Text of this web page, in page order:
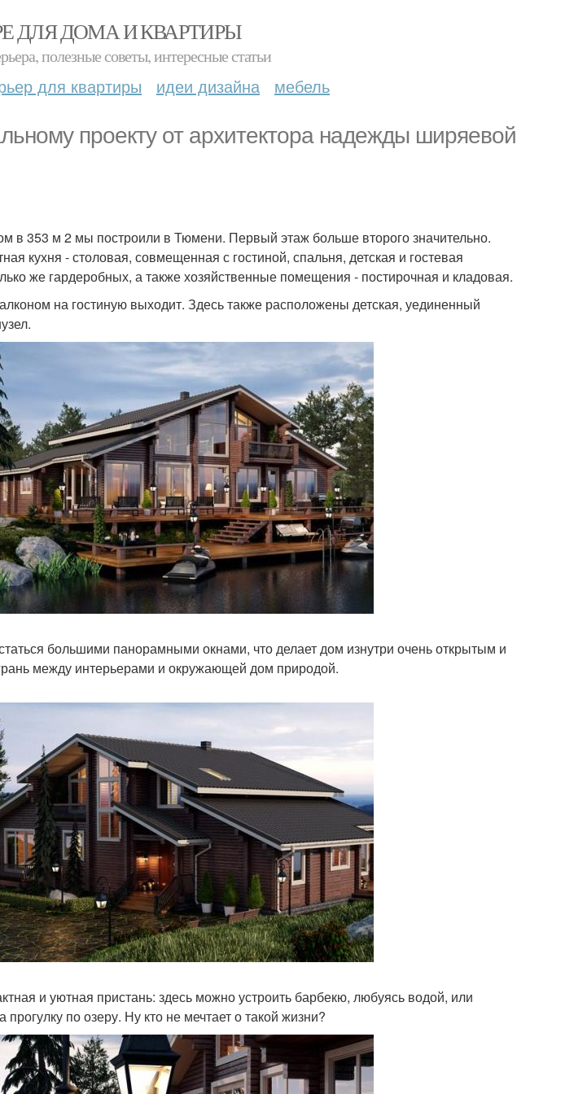
ДЛЯ ДОМА И КВАРТИРЫ
полезные советы, интересные статьи
для квартиры идеи дизайна мебель
проекту от архитектора надежды ширяевой
в 353 м 2 мы построили в Тюмени. Первый этаж больше второго значительно.
кухня - столовая, совмещенная с гостиной, спальня, детская и гостевая
же гардеробных, а также хозяйственные помещения - постирочная и кладовая.
на гостиную выходит. Здесь также расположены детская, уединенный
большими панорамными окнами, что делает дом изнутри очень открытым и
между интерьерами и окружающей дом природой.
и уютная пристань: здесь можно устроить барбекю, любуясь водой, или
по озеру. Ну кто не мечтает о такой жизни?